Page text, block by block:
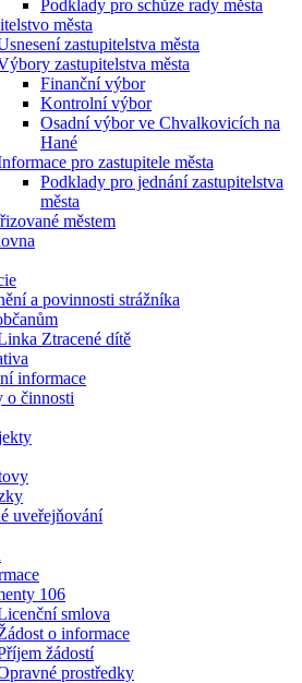
Podklady pro schůze rady města
města
zastupitelstva města
zastupitelstva města
Finanční výbor
Kontrolní výbor
Osadní výbor ve Chvalkovicích na
Hané
pro zastupitele města
Podklady pro jednání zastupitelstva
města
městem
a povinnosti strážníka
Ztracené dítě
informace
o činnosti
uveřejňování
106
smlova
o informace
žádostí
prostředky